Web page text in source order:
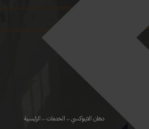
الرئيسية←الخدمات←دهان الايبوكسي